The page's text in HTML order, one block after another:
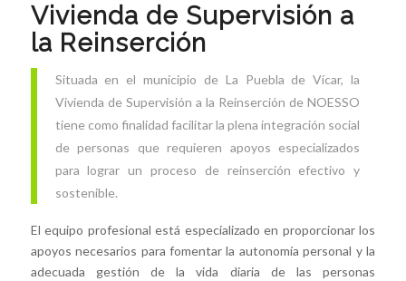
Vivienda de Supervisión a
la Reinserción
Situada en el municipio de La Puebla de Vícar, la
Vivienda de Supervisión a la Reinserción de NOESSO
tiene como finalidad facilitar la plena integración social
de personas que requieren apoyos especializados
para lograr un proceso de reinserción efectivo y
sostenible.
El equipo profesional está especializado en proporcionar los
apoyos necesarios para fomentar la autonomía personal y la
adecuada gestión de la vida diaria de las personas